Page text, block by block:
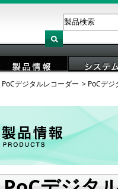
製品情報 システ
PoCデジタルレコーダー PoCデ